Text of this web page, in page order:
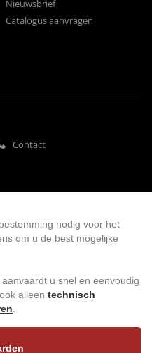
Nieuwsbrief
Catalogus aanvragen
Contact
nodig voor het
om u de best mogelijke
u snel en eenvoudig
alleen technisch